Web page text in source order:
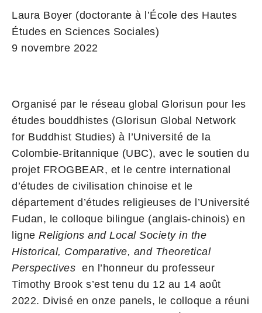
Laura Boyer (doctorante à l’École des Hautes
Études en Sciences Sociales)
9 novembre 2022
Organisé par le réseau global Glorisun pour les
études bouddhistes (Glorisun Global Network
for Buddhist Studies) à l’Université de la
Colombie-Britannique (UBC), avec le soutien du
projet FROGBEAR, et le centre international
d’études de civilisation chinoise et le
département d’études religieuses de l’Université
Fudan, le colloque bilingue (anglais-chinois) en
ligne Religions and Local Society in the
Historical, Comparative, and Theoretical
Perspectives en l’honneur du professeur
Timothy Brook s’est tenu du 12 au 14 août
2022. Divisé en onze panels, le colloque a réuni